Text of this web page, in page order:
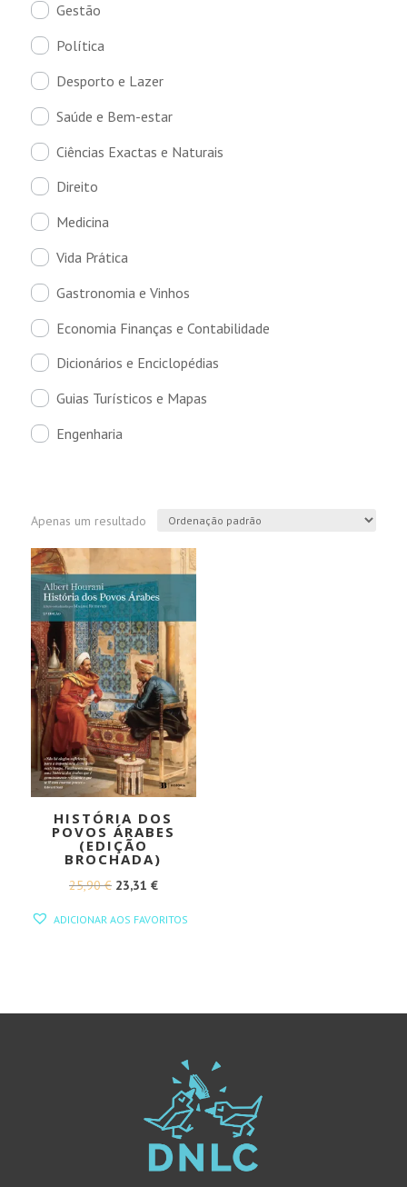
Gestão
Política
Desporto e Lazer
Saúde e Bem-estar
Ciências Exactas e Naturais
Direito
Medicina
Vida Prática
Gastronomia e Vinhos
Economia Finanças e Contabilidade
Dicionários e Enciclopédias
Guias Turísticos e Mapas
Engenharia
Apenas um resultado
HISTÓRIA DOS
POVOS ÁRABES
(EDIÇÃO
BROCHADA)
25,90€ O
23,31 €O
ADICIONAR AOS FAVORITOS